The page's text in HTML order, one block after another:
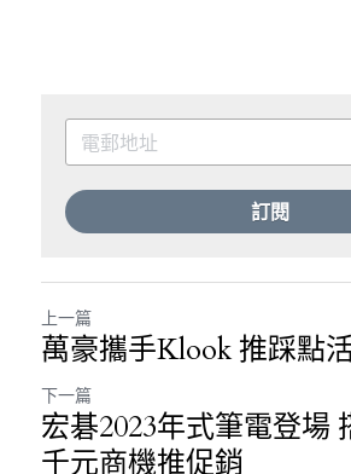
訂閱
上一篇
萬豪攜手Klook 推踩點
下一篇
宏碁2023年式筆電登場
千元商機推促銷